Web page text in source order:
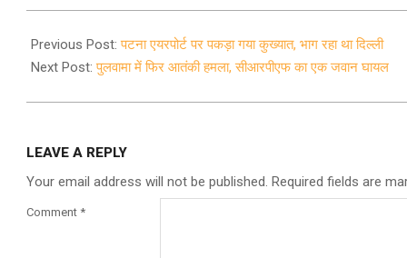
10-
19
Previous Post:पटना एयरपोर्ट पर पकड़ा गया कुख्यात, भाग रहा था दिल्ली
Next Post:पुलवामा में फिर आतंकी हमला, सीआरपीएफ का एक जवान घायल
LEAVE A REPLY
Your email address will not be published. Required fields are
Comment *